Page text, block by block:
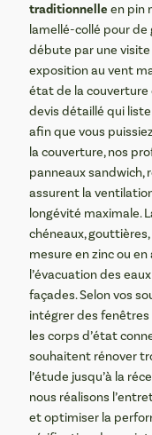
traditionnelle en pin
lamellé-collé pour
débute par une
exposition au vent
état de la couverture
devis détaillé qui
afin que vous
la couverture, nos
panneaux sandwich,
assurent la
longévité maximale.
chéneaux,
mesure en zinc ou
l’évacuation des
façades. Selon vos
intégrer des fenêtres
les corps d’état
souhaitent rénover
l’étude jusqu’à la
nous réalisons
et optimiser la